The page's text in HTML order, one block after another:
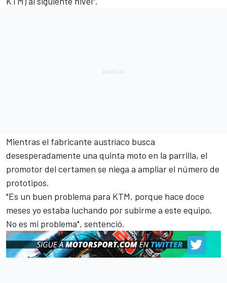
Mientras el fabricante austríaco busca
desesperadamente una quinta moto en la parrilla, el
promotor del certamen se niega a ampliar el número de
prototipos.
"Es un buen problema para KTM, porque hace doce
meses yo estaba luchando por subirme a este equipo.
No es mi problema", sentenció.